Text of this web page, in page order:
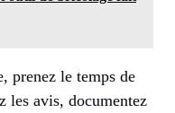
prenez le temps de
les avis, documentez